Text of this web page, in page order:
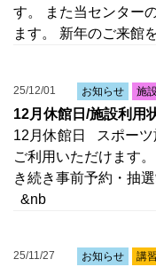
す。 また当センター
ます。 新年のご来館
25/12/01 お知らせ 施
12月休館日/施設利用
12月休館日 スポーツ
ご利用いただけます
き続き事前予約・抽
&nb
25/11/27 お知らせ 講